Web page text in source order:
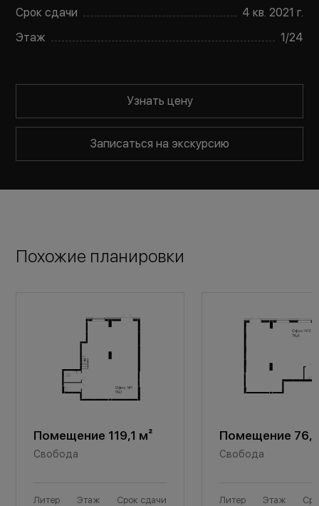
Срок сдачи
4 кв. 2021 г.
Этаж
1/24
Узнать цену
Записаться на экскурсию
Похожие планировки
Помещение 119,1 м²
Свобода
Литер Этаж Срок сдачи
Помещение
Свобода
Литер Этаж